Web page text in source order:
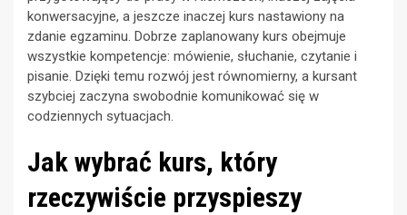
konwersacyjne, a jeszcze inaczej kurs nastawiony na
zdanie egzaminu. Dobrze zaplanowany kurs obejmuje
wszystkie kompetencje: mówienie, słuchanie, czytanie i
pisanie. Dzięki temu rozwój jest równomierny, a kursant
szybciej zaczyna swobodnie komunikować się w
codziennych sytuacjach.
Jak wybrać kurs, który
rzeczywiście przyspieszy